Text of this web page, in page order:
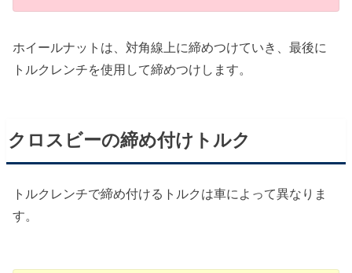
ホイールナットは、対角線上に締めつけていき、最後に
トルクレンチを使用して締めつけします。
クロスビーの締め付けトルク
トルクレンチで締め付けるトルクは車によって異なりま
す。